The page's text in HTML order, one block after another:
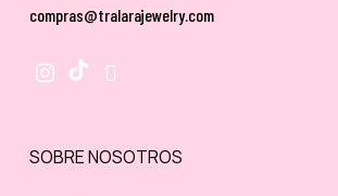
compras@tralarajewelry.com
SOBRE NOSOTROS